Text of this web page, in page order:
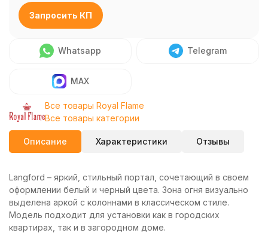
Запросить КП
Whatsapp Telegram
MAX
Все товары Royal Flame
Все товары категории
Описание Характеристики Отзывы
Langford – яркий, стильный портал, сочетающий в своем
оформлении белый и черный цвета. Зона огня визуально
выделена аркой с колоннами в классическом стиле.
Модель подходит для установки как в городских
квартирах, так и в загородном доме.